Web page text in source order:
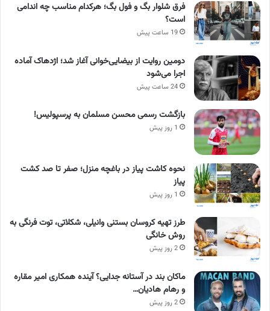
فرق شلوار بگ و فول بگ؛ هرکدام مناسب چه اندامی
است؟
19 ساعت پیش
دومین روایت از بیضایی‌خوانی آغاز شد؛ اژدهاک آماده
اجرا می‌شود
24 ساعت پیش
بازگشت رسمی محسن مسلمان به پرسپولیس!
1 روز پیش
نحوه کاشت پیاز در باغچه منزل؛ صفر تا صد کشت
پیاز
1 روز پیش
طرز تهیه کروسان بستنی وانیلی، شکلاتی، توت فرنگی به
روش خانگی
2 روز پیش
ماکان بند در آستانه جدایی؟ آینده همکاری امیر مقاره
و رهام هادیان…
2 روز پیش